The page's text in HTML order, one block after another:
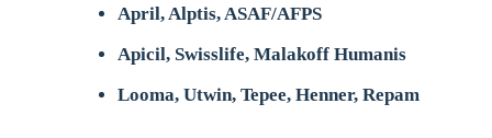
April, Alptis, ASAF/AFPS
Apicil, Swisslife, Malakoff Humanis
Looma, Utwin, Tepee, Henner, Repam